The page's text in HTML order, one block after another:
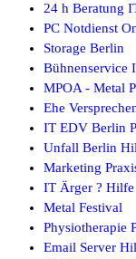
24 h Beratung
PC Notdienst
Storage Berlin
Bühnenservice
MPOA - Metal
Ehe
IT EDV Berlin
Unfall Berlin
Marketing
IT Ärger ? Hilfe
Metal Festival
Physiotherapie
Email Server